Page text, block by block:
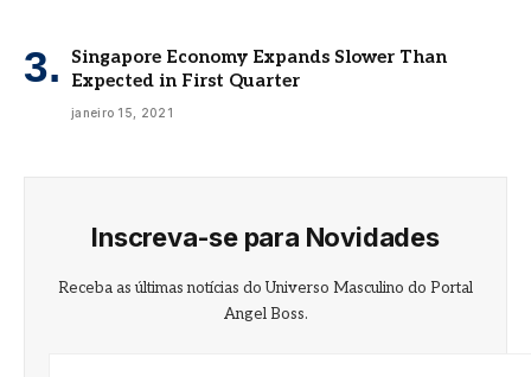
Singapore Economy Expands Slower Than
Expected in First Quarter
janeiro 15, 2021
Inscreva-se para Novidades
Receba as últimas notícias do Universo Masculino do Portal
Angel Boss.